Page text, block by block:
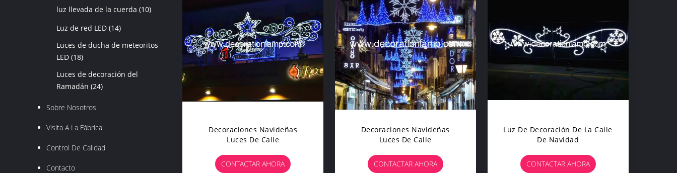
luz llevada de la cuerda (10)
Luz de red LED (14)
Luces de ducha de meteoritos
LED (18)
Luces de decoración del
Ramadán (24)
Sobre Nosotros
Visita A La Fábrica
Control De Calidad
Contacto
Decoraciones Navideñas
Luces De Calle
CONTACTAR AHORA
Decoraciones Navideñas
Luces De Calle
CONTACTAR AHORA
Luz De Decoración De La Calle
De Navidad
CONTACTAR AHORA